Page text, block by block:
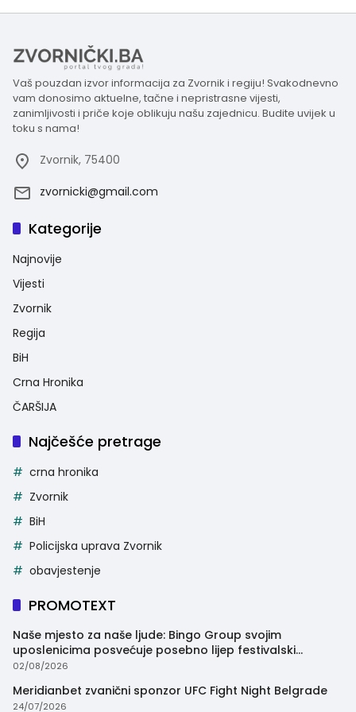
Vaš pouzdan izvor informacija za Zvornik i regiju! Svakodnevno
vam donosimo aktuelne, tačne i nepristrasne vijesti,
zanimljivosti i priče koje oblikuju našu zajednicu. Budite uvijek u
toku s nama!
Zvornik, 75400
zvornicki@gmail.com
Kategorije
Najnovije
Vijesti
Zvornik
Regija
BiH
Crna Hronika
ČARŠIJA
Najčešće pretrage
crna hronika
Zvornik
BiH
Policijska uprava Zvornik
obavjestenje
PROMOTEXT
Naše mjesto za naše ljude: Bingo Group svojim
uposlenicima posvećuje posebno lijep festivalski
trenutak
02/08/2026
Meridianbet zvanični sponzor UFC Fight Night Belgrade
24/07/2026